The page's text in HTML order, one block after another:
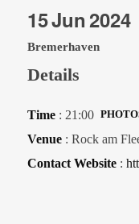
15Jun2024
Bremerhaven
Details
Time : 21:00
Venue : Rock am
Contact Website :